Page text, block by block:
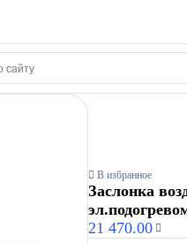
В избранное
Заслонка
21 470.00